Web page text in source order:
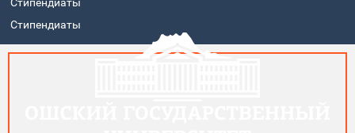
Стипендиаты
Стипендиаты